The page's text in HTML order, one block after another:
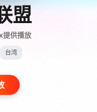
盟
提供播放
台湾